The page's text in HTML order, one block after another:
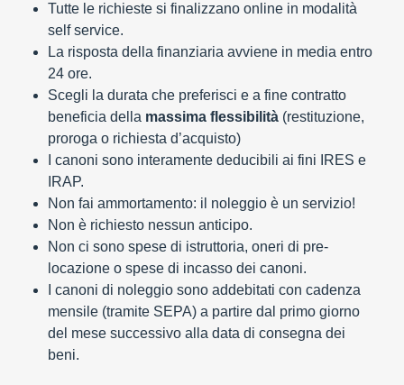
Tutte le richieste si finalizzano online in modalità
self service.
La risposta della finanziaria avviene in media entro
24 ore.
Scegli la durata che preferisci e a fine contratto
beneficia della massima flessibilità (restituzione,
proroga o richiesta d’acquisto)
I canoni sono interamente deducibili ai fini IRES e
IRAP.
Non fai ammortamento: il noleggio è un servizio!
Non è richiesto nessun anticipo.
Non ci sono spese di istruttoria, oneri di pre-
locazione o spese di incasso dei canoni.
I canoni di noleggio sono addebitati con cadenza
mensile (tramite SEPA) a partire dal primo giorno
del mese successivo alla data di consegna dei
beni.